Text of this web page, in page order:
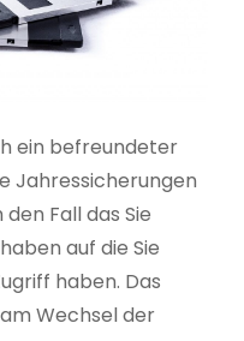
ein befreundeter
Jahressicherungen
Fall das Sie
auf die Sie
haben. Das
Wechsel der